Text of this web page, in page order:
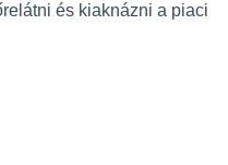
és kiaknázni a piaci